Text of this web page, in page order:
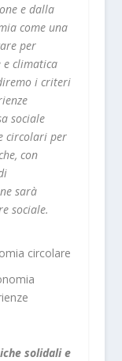
e dalla
come una
per
e climatica
i criteri
sociale
circolari per
con
sarà
sociale.
circolare
solidali e